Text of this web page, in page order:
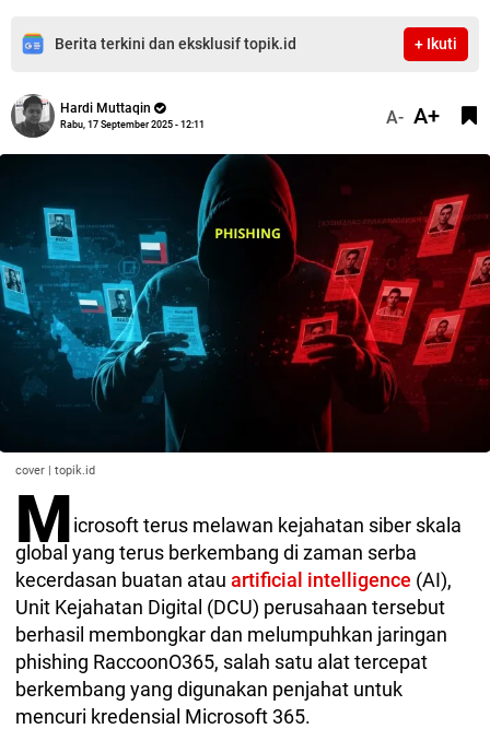
Berita terkini dan eksklusif topik.id + Ikuti
Hardi Muttaqin
Rabu, 17 September 2025 - 12:11 A- A+
cover | topik.id
Microsoft terus melawan kejahatan siber skala
global yang terus berkembang di zaman serba
kecerdasan buatan atau artificial intelligence (AI),
Unit Kejahatan Digital (DCU) perusahaan tersebut
berhasil membongkar dan melumpuhkan jaringan
phishing RaccoonO365, salah satu alat tercepat
berkembang yang digunakan penjahat untuk
mencuri kredensial Microsoft 365.